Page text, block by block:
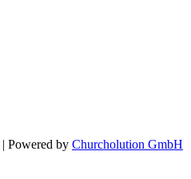
Powered by Churcholution GmbH